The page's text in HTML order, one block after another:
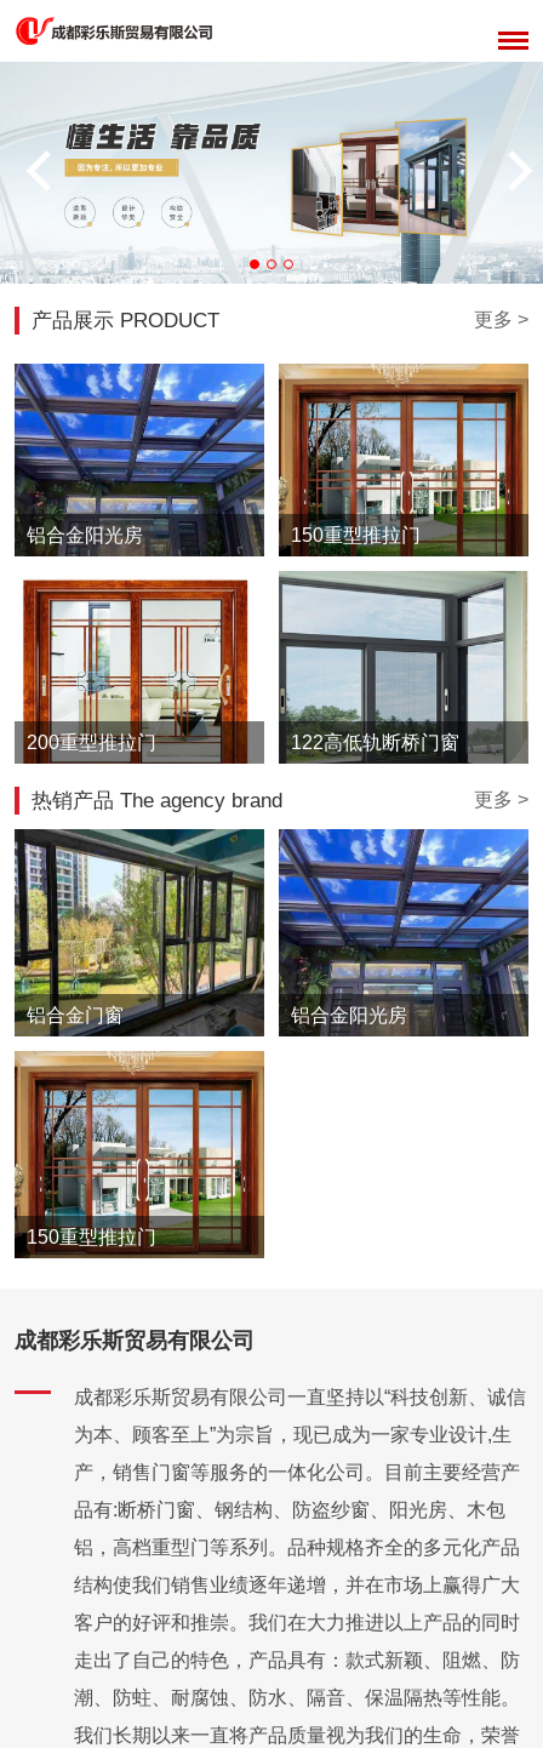
产品展示 PRODUCT 更多 >
铝合金阳光房 150重型推拉门
200重型推拉门 122高低轨断桥门窗
热销产品 The agency brand 更多 >
铝合金门窗 铝合金阳光房
150重型推拉门
成都彩乐斯贸易有限公司
成都彩乐斯贸易有限公司一直坚持以“科技创新、诚信
为本、顾客至上”为宗旨，现已成为一家专业设计,生
产，销售门窗等服务的一体化公司。目前主要经营产
品有:断桥门窗、钢结构、防盗纱窗、阳光房、木包
铝，高档重型门等系列。品种规格齐全的多元化产品
结构使我们销售业绩逐年递增，并在市场上赢得广大
客户的好评和推崇。我们在大力推进以上产品的同时
走出了自己的特色，产品具有：款式新颖、阻燃、防
潮、防蛀、耐腐蚀、防水、隔音、保温隔热等性能。
我们长期以来一直将产品质量视为我们的生命，荣誉